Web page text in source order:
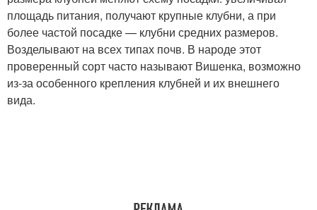
площадь питания, получают крупные клубни, а при
более частой посадке — клубни средних размеров.
Возделывают на всех типах почв. В народе этот
проверенный сорт часто называют Вишенка, возможно
из-за особенного крепления клубней и их внешнего
вида.